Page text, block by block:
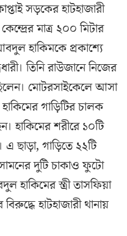
সড়কের হাটহাজারী
মাত্র ২০০ মিটার
হাকিমকে প্রকাশ্যে
তিনি রাউজানে নিজের
মোটরসাইকেলে আসা
গাড়িটির চালক
হাকিমের শরীরে ১০টি
ছাড়া, গাড়িতে ২২টি
দুটি চাকাও ফুটো
হাকিমের স্ত্রী তাসফিয়া
হাটহাজারী থানায়